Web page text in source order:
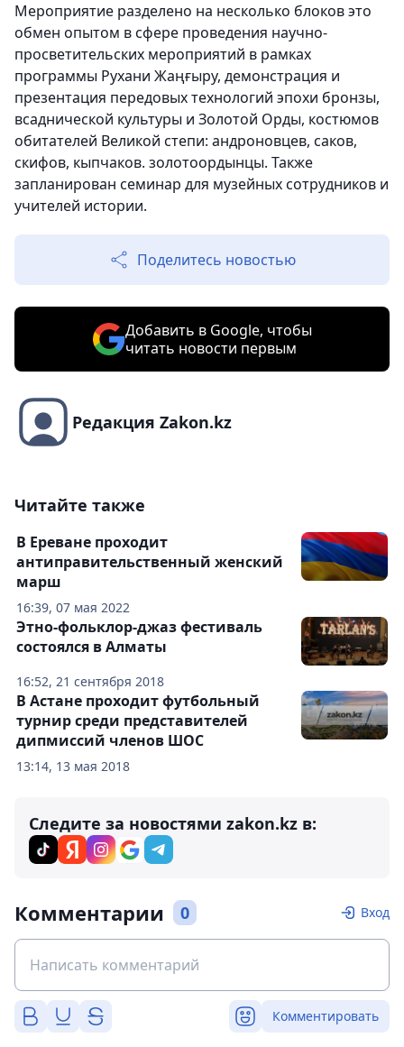
Мероприятие разделено на несколько блоков это
обмен опытом в сфере проведения научно-
просветительских мероприятий в рамках
программы Рухани Жаңғыру, демонстрация и
презентация передовых технологий эпохи бронзы,
всаднической культуры и Золотой Орды, костюмов
обитателей Великой степи: андроновцев, саков,
скифов, кыпчаков. золотоордынцы. Также
запланирован семинар для музейных сотрудников и
учителей истории.
Поделитесь новостью
Добавить в Google, чтобы
читать новости первым
Редакция Zakon.kz
Читайте также
16:39, 07 мая 2022
В Ереване проходит
антиправительственный женский
марш
16:52, 21 сентября 2018
Этно-фольклор-джаз фестиваль
состоялся в Алматы
13:14, 13 мая 2018
В Астане проходит футбольный
турнир среди представителей
дипмиссий членов ШОС
Следите за новостями zakon.kz в:
Комментарии 0 Вход
Комментировать